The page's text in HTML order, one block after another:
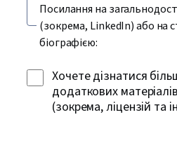
Посилання на
(зокрема, LinkedIn) або на
біографією:
Хочете дізнатися
додаткових
(зокрема, ліцензій та